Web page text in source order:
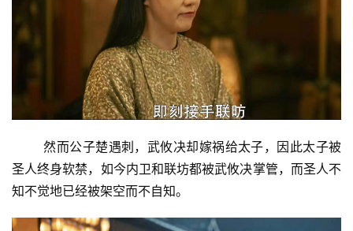
然而公子楚遇刺，武攸决却嫁祸给太子，因此太子被
圣人终身软禁，如今内卫和联坊都被武攸决掌管，而圣人不
知不觉地已经被架空而不自知。